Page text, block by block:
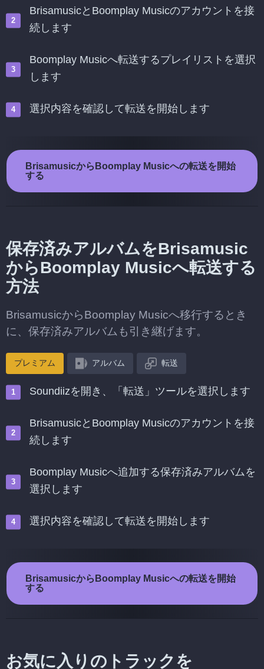
BrisamusicとBoomplay Musicのアカウントを接
続します
Boomplay Musicへ転送するプレイリストを選択
します
選択内容を確認して転送を開始します
BrisamusicからBoomplay Musicへの転送を開始
する
保存済みアルバムをBrisamusic
からBoomplay Musicへ転送する
方法
BrisamusicからBoomplay Musicへ移行するとき
に、保存済みアルバムも引き継げます。
プレミアム アルバム 転送
Soundiizを開き、「転送」ツールを選択します
BrisamusicとBoomplay Musicのアカウントを接
続します
Boomplay Musicへ追加する保存済みアルバムを
選択します
選択内容を確認して転送を開始します
BrisamusicからBoomplay Musicへの転送を開始
する
お気に入りのトラックを